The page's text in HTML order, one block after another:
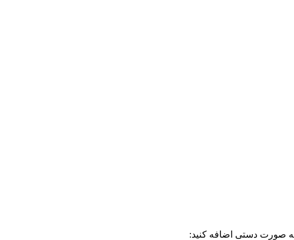
صورت دستی اضافه کنید: